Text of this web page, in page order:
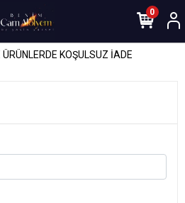
KOŞULSUZ İADE
0